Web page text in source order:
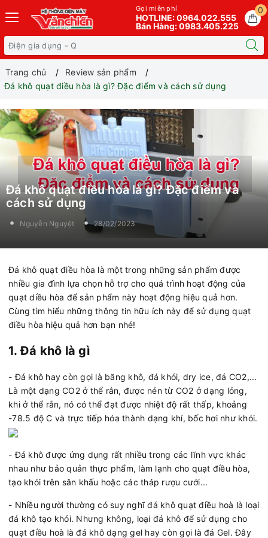
0
Gọi miễn phí
HOTLINE: 0964.022.555
Bán Hàng: 0983.405.225
Trang chủ
Review sản phẩm
Đá khô quạt điều hòa là gì? Đặc điểm và cách sử dụng
Đá khô quạt điều hòa là gì? Đặc điểm và
cách sử dụng
Nguyễn Nguyệt 28/02/2023
Đá khô quạt điều hòa là một trong những sản phẩm được
nhiều gia đình lựa chọn hỗ trợ cho quá trình hoạt động của
quạt diều hòa để sản phẩm này hoạt động hiệu quả hơn.
Cùng tìm hiểu những thông tin hữu ích này để sử dụng quạt
điều hòa hiệu quả hơn bạn nhé!
1. Đá khô là gì
- Đá khô hay còn gọi là băng khô, đá khói, dry ice, đá CO2,...
Là một dạng CO2 ở thể rắn, được nén từ CO2 ở dạng lỏng,
khi ở thể rắn, nó có thể đạt được nhiệt độ rất thấp, khoảng
-78.5 độ C và trực tiếp hóa thành dạng khí, bốc hơi như khói.
- Đá khô được ứng dụng rất nhiều trong các lĩnh vực khác
nhau như bảo quản thực phẩm, làm lạnh cho quạt điều hòa,
tạo khói trên sân khấu hoặc các tháp rượu cưới...
- Nhiều người thường có suy nghĩ đá khô quạt điều hoà là loại
đá khô tạo khói. Nhưng không, loại đá khô để sử dụng cho
quạt điều hoà là đá khô dạng gel hay còn gọi là đá Gel. Đây